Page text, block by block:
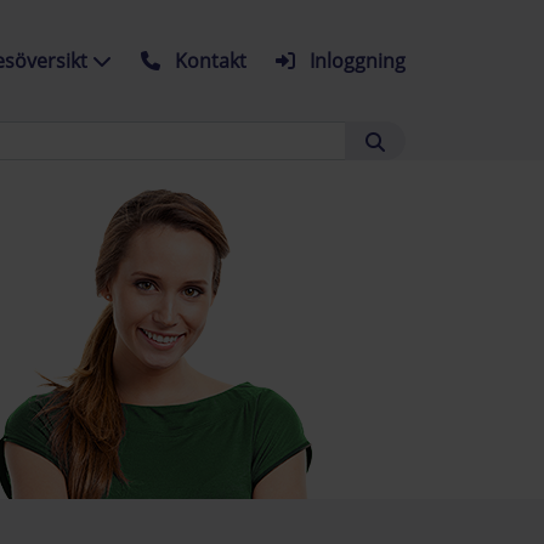
Kontakt Inloggning